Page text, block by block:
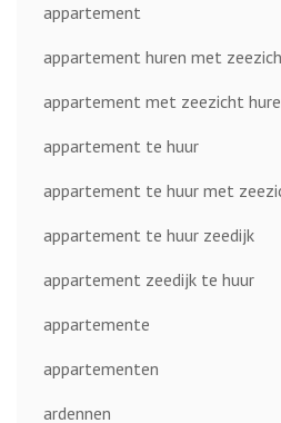
appartement
appartement huren met
appartement met zeezicht
appartement te huur
appartement te huur met
appartement te huur zeedijk
appartement zeedijk te huur
appartemente
appartementen
ardennen